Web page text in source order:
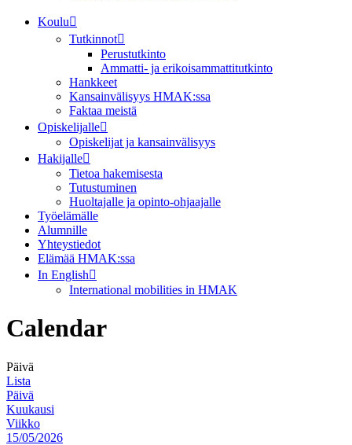
Koulu
Tutkinnot
Perustutkinto
Ammatti- ja erikoisammattitutkinto
Hankkeet
Kansainvälisyys HMAK:ssa
Faktaa meistä
Opiskelijalle
Opiskelijat ja kansainvälisyys
Hakijalle
Tietoa hakemisesta
Tutustuminen
Huoltajalle ja opinto-ohjaajalle
Työelämälle
Alumnille
Yhteystiedot
Elämää HMAK:ssa
In English
International mobilities in HMAK
Calendar
Päivä
Lista
Päivä
Kuukausi
Viikko
15/05/2026